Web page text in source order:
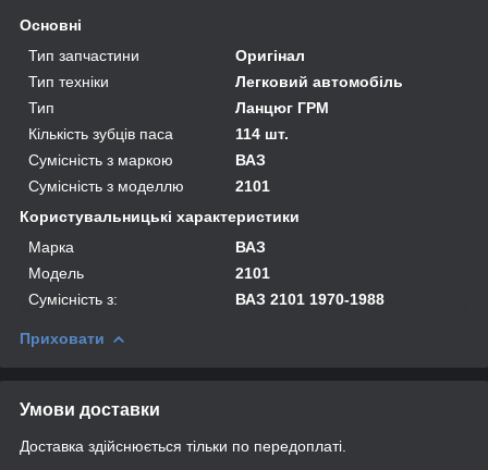
Основні
Тип запчастини
Оригінал
Тип техніки
Легковий автомобіль
Тип
Ланцюг ГРМ
Кількість зубців паса
114 шт.
Сумісність з маркою
ВАЗ
Сумісність з моделлю
2101
Користувальницькі характеристики
Марка
ВАЗ
Модель
2101
Сумісність з:
ВАЗ 2101 1970-1988
Приховати
Умови доставки
Доставка здійснюється тільки по передоплаті.